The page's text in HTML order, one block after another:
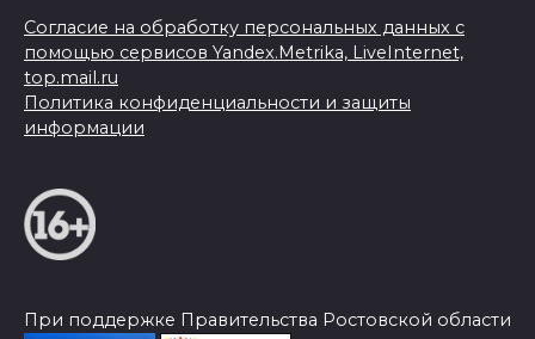
Согласие на обработку персональных данных с
помощью сервисов Yandex.Metrika, LiveInternet,
top.mail.ru
Политика конфиденциальности и защиты
информации
При поддержке Правительства Ростовской области